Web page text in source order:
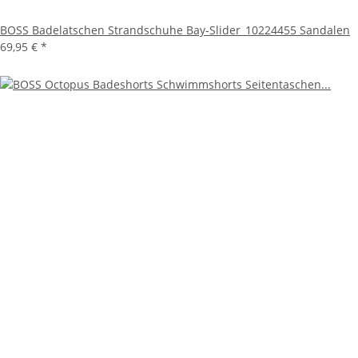
BOSS Badelatschen Strandschuhe Bay-Slider_10224455 Sandalen
69,95 € *